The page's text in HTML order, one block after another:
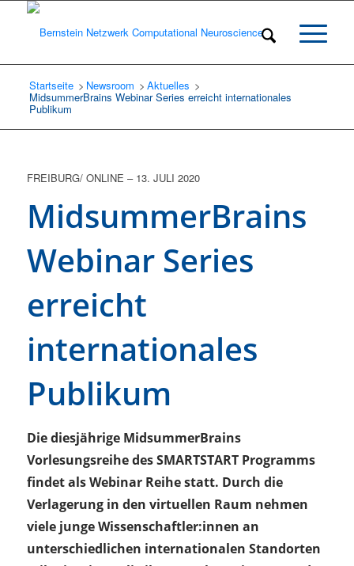
Startseite /
Newsroom /
Aktuelles
MidsummerBrains Webinar Series erreicht internationales
Publikum
FREIBURG/ ONLINE – 13. JULI 2020
MidsummerBrains
Webinar Series
erreicht
internationales
Publikum
Die diesjährige MidsummerBrains
Vorlesungsreihe des SMARTSTART Programms
findet als Webinar Reihe statt. Durch die
Verlagerung in den virtuellen Raum nehmen
viele junge Wissenschaftler:innen an
unterschiedlichen internationalen Standorten